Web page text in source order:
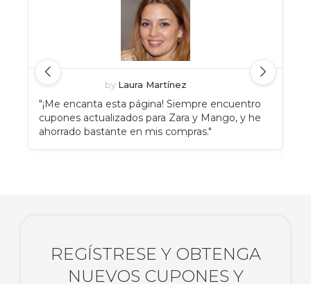
by Laura Martínez
"¡Me encanta esta página! Siempre encuentro
cupones actualizados para Zara y Mango, y he
ahorrado bastante en mis compras."
REGÍSTRESE Y OBTENGA
NUEVOS CUPONES Y